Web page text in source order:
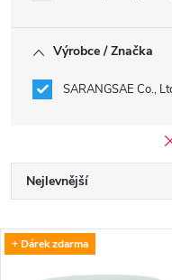
Výrobce / Značka
SARANGSAE Co.,
Ř
a
Nejlevnější
Nejprodávanější
V
+ Dárek zdarma